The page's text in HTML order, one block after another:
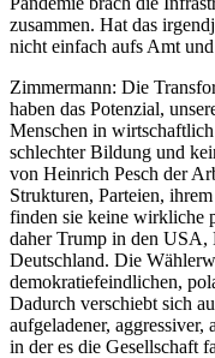
zusammen. Hat das
nicht einfach aufs Amt
Zimmermann: Die
haben das Potenzial,
Menschen in
schlechter Bildung und
von Heinrich Pesch der
Strukturen, Parteien,
finden sie keine wirkliche
daher Trump in den
Deutschland. Die
demokratiefeindlichen,
Dadurch verschiebt sich
aufgeladener,
in der es die Gesellschaft